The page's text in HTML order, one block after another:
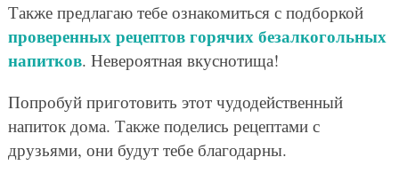
Также предлагаю тебе ознакомиться с подборкой
проверенных рецептов горячих безалкогольных
напитков. Невероятная вкуснотища!
Попробуй приготовить этот чудодейственный
напиток дома. Также поделись рецептами с
друзьями, они будут тебе благодарны.